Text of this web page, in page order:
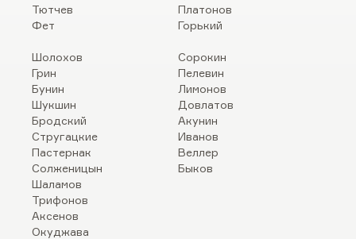
Тютчев
Фет
Платонов
Горький
Шолохов
Грин
Бунин
Шукшин
Бродский
Стругацкие
Пастернак
Солженицын
Шаламов
Трифонов
Аксенов
Окуджава
Сорокин
Пелевин
Лимонов
Довлатов
Акунин
Иванов
Веллер
Быков